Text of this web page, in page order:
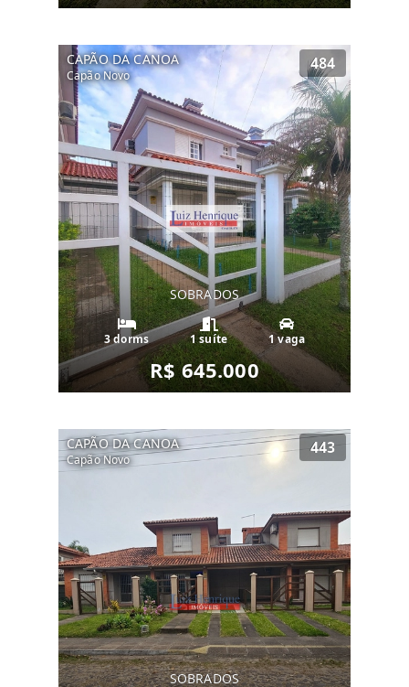
CAPÃO DA CANOA
Capão Novo
484
SOBRADOS
3 dorms 1 suíte 1 vaga
R$ 645.000
CAPÃO DA CANOA
Capão Novo
443
SOBRADOS